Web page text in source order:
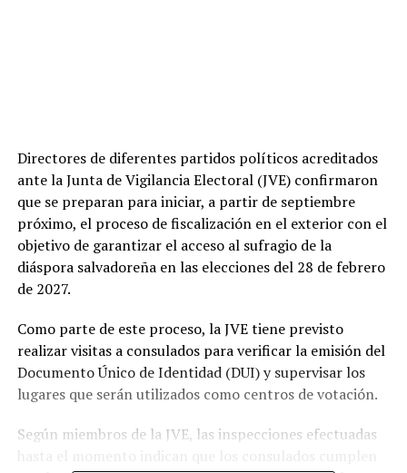
Directores de diferentes partidos políticos acreditados
ante la Junta de Vigilancia Electoral (JVE) confirmaron
que se preparan para iniciar, a partir de septiembre
próximo, el proceso de fiscalización en el exterior con el
objetivo de garantizar el acceso al sufragio de la
diáspora salvadoreña en las elecciones del 28 de febrero
de 2027.
Como parte de este proceso, la JVE tiene previsto
realizar visitas a consulados para verificar la emisión del
Documento Único de Identidad (DUI) y supervisar los
lugares que serán utilizados como centros de votación.
Según miembros de la JVE, las inspecciones efectuadas